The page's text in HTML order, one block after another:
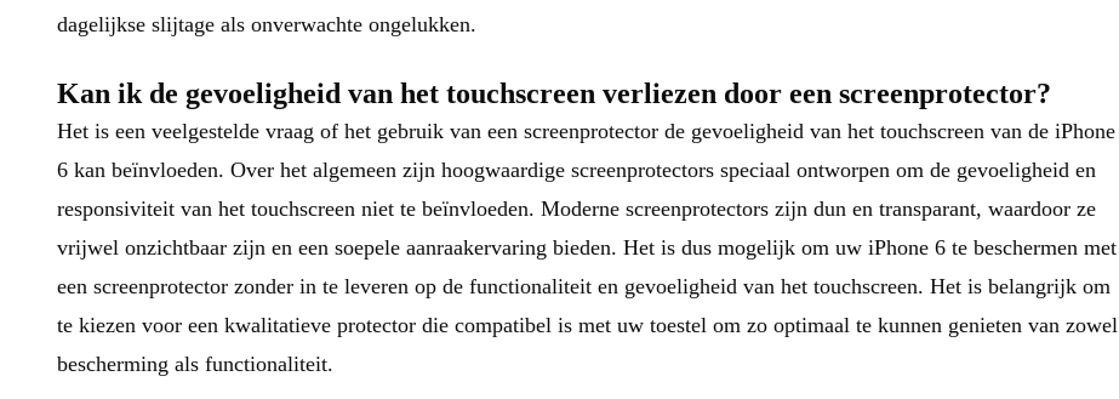
dagelijkse slijtage als onverwachte ongelukken.
Kan ik de gevoeligheid van het touchscreen verliezen door een screenprotector?
Het is een veelgestelde vraag of het gebruik van een screenprotector de gevoeligheid van het touchscreen van de iPhone
6 kan beïnvloeden. Over het algemeen zijn hoogwaardige screenprotectors speciaal ontworpen om de gevoeligheid en
responsiviteit van het touchscreen niet te beïnvloeden. Moderne screenprotectors zijn dun en transparant, waardoor ze
vrijwel onzichtbaar zijn en een soepele aanraakervaring bieden. Het is dus mogelijk om uw iPhone 6 te beschermen met
een screenprotector zonder in te leveren op de functionaliteit en gevoeligheid van het touchscreen. Het is belangrijk om
te kiezen voor een kwalitatieve protector die compatibel is met uw toestel om zo optimaal te kunnen genieten van zowel
bescherming als functionaliteit.